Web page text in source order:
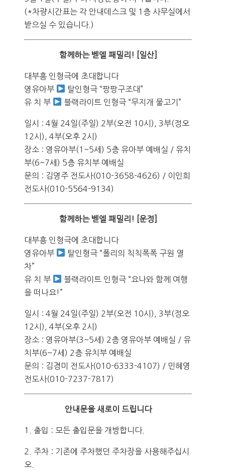
(*차량시간표는 각 안내데스크 및 1층 사무실에서
받으실 수 있습니다.)
함께하는 벧엘 패밀리! [일산]
대부흥 인형극에 초대합니다
영유아부
탈인형극 “팡팡구조대”
유 치 부
블랙라이트 인형극 “무지개 물고기”
일시 : 4월 24일(주일) 2부(오전 10시), 3부(정오
12시), 4부(오후 2시)
장소 : 영유아부(1~5세) 5층 유아부 예배실 / 유치
부(6~7세) 5층 유치부 예배실
문의 : 김영주 전도사(010-3658-4626) / 이인희
전도사(010-5564-9134)
함께하는 벧엘 패밀리! [운정]
대부흥 인형극에 초대합니다
영유아부
탈인형극 “폴리의 칙칙폭폭 구원 열
차”
유 치 부
블랙라이트 인형극 “요나와 함께 여행
을 떠나요!”
일시 : 4월 24일(주일) 2부(오전 10시), 3부(정오
12시), 4부(오후 2시)
장소 : 영유아부(3~5세) 2층 영유아부 예배실 / 유
치부(6~7세) 2층 유치부 예배실
문의 : 김경미 전도사(010-6333-4107) / 민혜영
전도사(010-7237-7817)
안내문을 새로이 드립니다
1. 출입 : 모든 출입문을 개방합니다.
2. 주차 : 기존에 주차했던 주차장을 사용해주십시
오.